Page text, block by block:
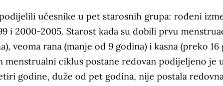
učesnike u pet starosnih grupa: rođeni
i 2000-2005. Starost kada su dobili prvu
veoma rana (manje od 9 godina) i kasna (preko
menstrualni ciklus postane redovan podijeljeno je
godine, duže od pet godina, nije postala